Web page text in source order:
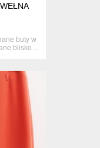
40
buty w
blisko ...